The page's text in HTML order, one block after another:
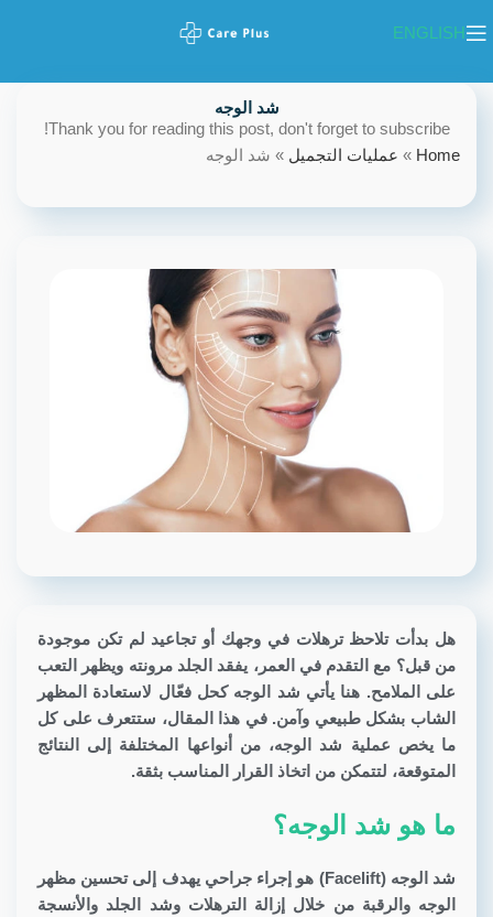
ENGLISH
شد الوجه
Thank you for reading this post, don't forget to subscribe!
Home
» عمليات التجميل » شد الوجه
هل بدأت تلاحظ ترهلات في وجهك أو تجاعيد لم تكن موجودة
من قبل؟ مع التقدم في العمر، يفقد الجلد مرونته ويظهر التعب
على الملامح. هنا يأتي شد الوجه كحل فعّال لاستعادة المظهر
الشاب بشكل طبيعي وآمن. في هذا المقال، ستتعرف على كل
ما يخص عملية شد الوجه، من أنواعها المختلفة إلى النتائج
المتوقعة، لتتمكن من اتخاذ القرار المناسب بثقة.
ما هو شد الوجه؟
شد الوجه (Facelift)
هو إجراء جراحي يهدف إلى تحسين مظهر
الوجه والرقبة من خلال إزالة الترهلات وشد الجلد والأنسجة